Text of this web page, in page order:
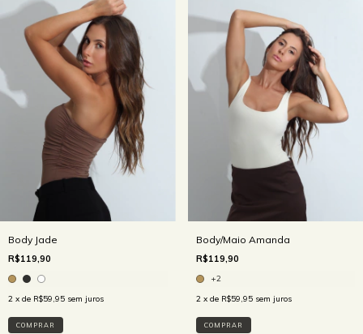
Body Jade
R$119,90
2 x de R$59,95 sem juros
COMPRAR
Body/Maio Amanda
R$119,90
+2
2 x de R$59,95 sem juros
COMPRAR